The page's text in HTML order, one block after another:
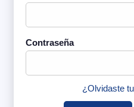
Contraseña
¿Olvidaste